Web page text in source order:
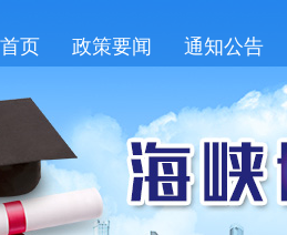
首页 政策要闻 通知公告